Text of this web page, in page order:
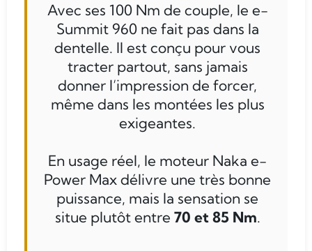
Avec ses 100 Nm de couple, le e-
Summit 960 ne fait pas dans la
dentelle. Il est conçu pour vous
tracter partout, sans jamais
donner l’impression de forcer,
même dans les montées les plus
exigeantes.
En usage réel, le moteur Naka e-
Power Max délivre une très bonne
puissance, mais la sensation se
situe plutôt entre 70 et 85 Nm.